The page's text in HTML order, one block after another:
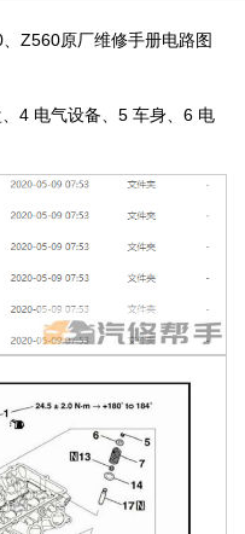
Z560原厂维修手册电路图
4 电气设备、5 车身、6 电